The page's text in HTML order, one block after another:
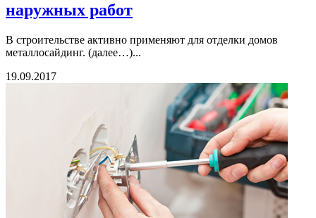
наружных работ
В строительстве активно применяют для отделки домов
металлосайдинг. (далее…)...
19.09.2017